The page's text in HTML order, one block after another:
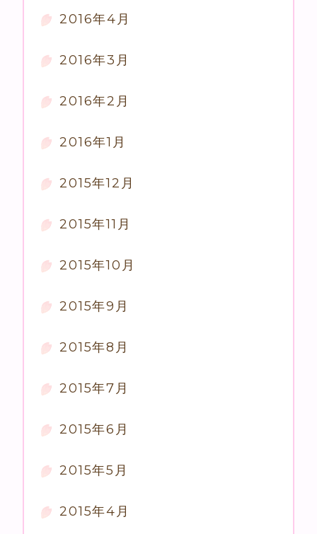
2016年4月
2016年3月
2016年2月
2016年1月
2015年12月
2015年11月
2015年10月
2015年9月
2015年8月
2015年7月
2015年6月
2015年5月
2015年4月